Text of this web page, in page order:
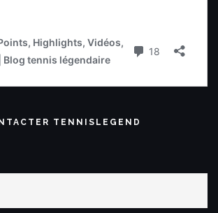
TENNISLEGEND